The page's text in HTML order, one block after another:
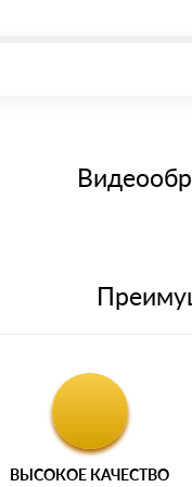
через системы
банковским картам
материала после
ВЫСОКОЕ КАЧЕСТВО